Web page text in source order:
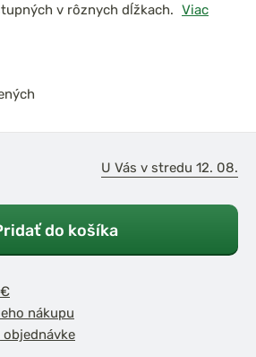
v rôznych dĺžkach. Viac
U Vás v stredu 12. 08.
do košíka
nákupu
objednávke